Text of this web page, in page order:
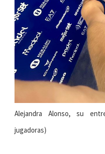
Alejandra Alonso, su
jugadoras)